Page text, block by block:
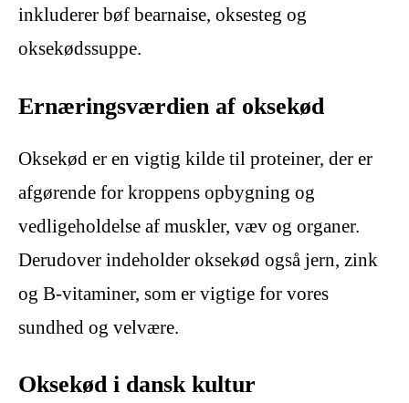
inkluderer bøf bearnaise, oksesteg og
oksekødssuppe.
Ernæringsværdien af oksekød
Oksekød er en vigtig kilde til proteiner, der er
afgørende for kroppens opbygning og
vedligeholdelse af muskler, væv og organer.
Derudover indeholder oksekød også jern, zink
og B-vitaminer, som er vigtige for vores
sundhed og velvære.
Oksekød i dansk kultur